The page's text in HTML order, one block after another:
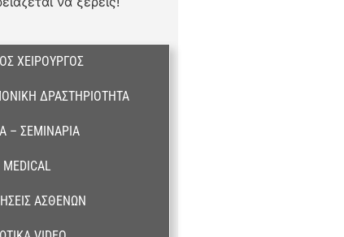
ΧΕΙΡΟΥΡΓΌΣ
ΔΡΑΣΤΗΡΙΌΤΗΤΑ
– ΣΕΜΙΝΆΡΙΑ
ΑΣΘΕΝΏΝ